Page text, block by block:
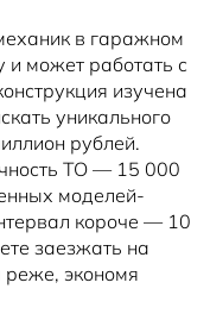
в гаражном
и может работать с
изучена
уникального
рублей.
ТО — 15 000
моделей-
короче — 10
заезжать на
реже, экономя